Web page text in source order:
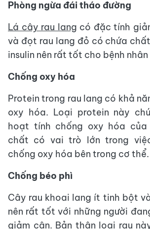
Phòng ngừa đái tháo đường
Lá cây rau lang có đặc tính
và đọt rau lang đỏ có chứa
insulin nên rất tốt cho bệnh
Chống oxy hóa
Protein trong rau lang có khả
oxy hóa. Loại protein này
hoạt tính chống oxy hóa
chất có vai trò lớn trong
chống oxy hóa bên trong cơ thể.
Chống béo phì
Cây rau khoai lang ít tinh bột
nên rất tốt với những người
giảm cân. Bản thân loại rau